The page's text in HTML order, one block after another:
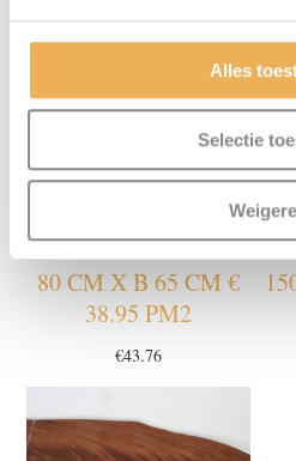
Alles
Selectie
BLOEMMAHONIE L
80 CM X B 65 CM €
38.95 PM2
€43.76